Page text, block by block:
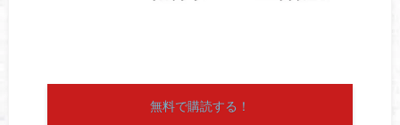
無料で購読する！